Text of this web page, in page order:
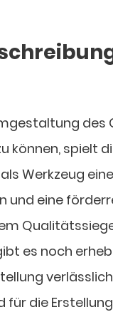
des
können, spielt
Werkzeug
und eine
es noch
für die